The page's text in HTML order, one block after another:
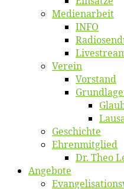
Me­di­en­ar­beit
INFO
Ver­ein
Vor­stand
Ge­schich­te
Eh­ren­mit­glied
Dr. Theo
An­ge­bo­te